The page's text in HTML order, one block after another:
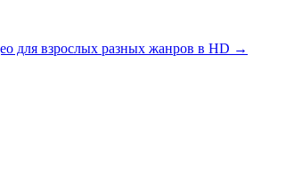
для взрослых разных жанров в HD →